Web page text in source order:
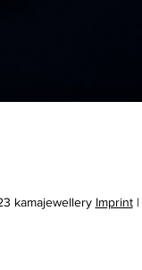
kamajewellery Imprint |